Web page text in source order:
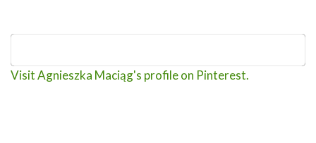
Visit Agnieszka Maciąg's profile on Pinterest.